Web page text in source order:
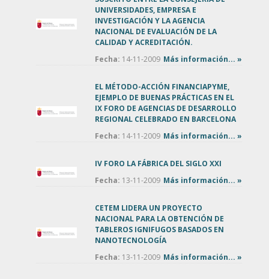
UNIVERSIDADES, EMPRESA E
INVESTIGACIÓN Y LA AGENCIA
NACIONAL DE EVALUACIÓN DE LA
CALIDAD Y ACREDITACIÓN.
Fecha: 14-11-2009 Más información... »
EL MÉTODO-ACCIÓN FINANCIAPYME,
EJEMPLO DE BUENAS PRÁCTICAS EN EL
IX FORO DE AGENCIAS DE DESARROLLO
REGIONAL CELEBRADO EN BARCELONA
Fecha: 14-11-2009 Más información... »
IV FORO LA FÁBRICA DEL SIGLO XXI
Fecha: 13-11-2009 Más información... »
CETEM LIDERA UN PROYECTO
NACIONAL PARA LA OBTENCIÓN DE
TABLEROS IGNIFUGOS BASADOS EN
NANOTECNOLOGÍA
Fecha: 13-11-2009 Más información... »